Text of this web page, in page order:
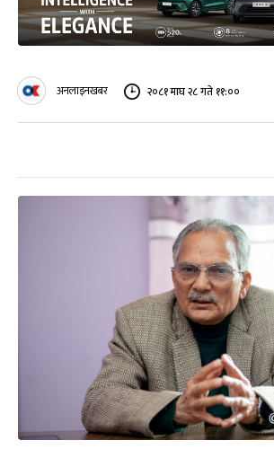
अनलाइनखबर २०८१ माघ २८ गते ११:००